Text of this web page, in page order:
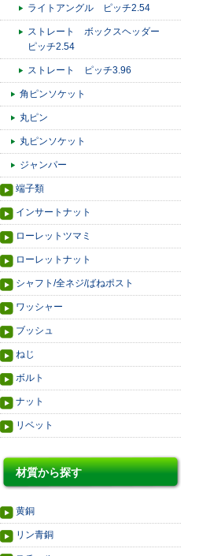
ライトアングル ピッチ2.54
ストレート ボックスヘッダー
ピッチ2.54
ストレート ピッチ3.96
角ピンソケット
丸ピン
丸ピンソケット
ジャンパー
端子類
インサートナット
ローレットツマミ
ローレットナット
シャフト/全ネジ/ばねポスト
ワッシャー
ブッシュ
ねじ
ボルト
ナット
リベット
材質から探す
黄銅
リン青銅